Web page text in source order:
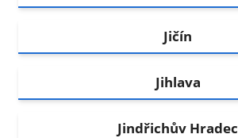
Jičín
Jihlava
Jindřichův Hradec